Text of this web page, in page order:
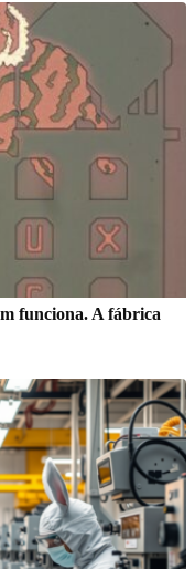
funciona. A fábrica